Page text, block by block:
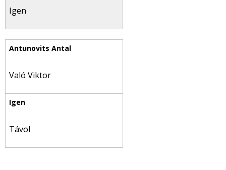
Igen
Való Viktor
Távol